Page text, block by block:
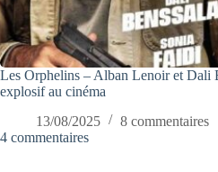
Les Orphelins – Alban Lenoir et Dali
explosif au cinéma
13/08/2025
8 commentaires
4 commentaires